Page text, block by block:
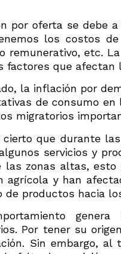
por oferta se debe
los costos
remunerativo, etc.
factores que afectan
la inflación por
de consumo
migratorios
cierto que durante
servicios y
las zonas altas,
agrícola y han
de productos hacia
Por tener su
Sin embargo,